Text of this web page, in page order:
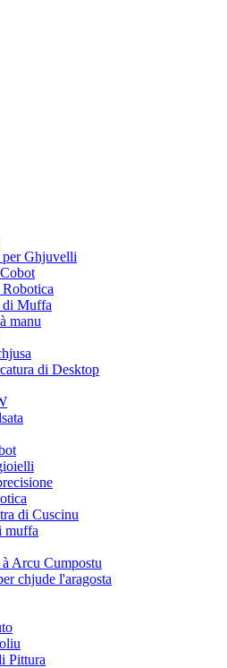
per Ghjuvelli
di Muffa
manu
di Desktop
di Cuscinu
muffa
Arcu Cumpostu
chjude l'aragosta
Pittura